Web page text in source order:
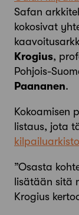
Safan
kokosivat
Krogius,
Pohjois-
Paananen.
Kokoamisen
listaus, jota
”Osasta
lisätään sitä
Krogius